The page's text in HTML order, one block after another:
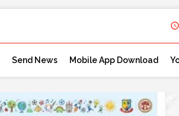
Send News Mobile App Download